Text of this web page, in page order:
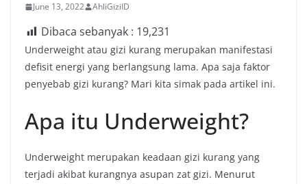
June 13, 2022 AhliGiziID
Dibaca sebanyak : 19,231
Underweight atau gizi kurang merupakan manifestasi
defisit energi yang berlangsung lama. Apa saja faktor
penyebab gizi kurang? Mari kita simak pada artikel ini.
Apa itu Underweight?
Underweight merupakan keadaan gizi kurang yang
terjadi akibat kurangnya asupan zat gizi. Menurut